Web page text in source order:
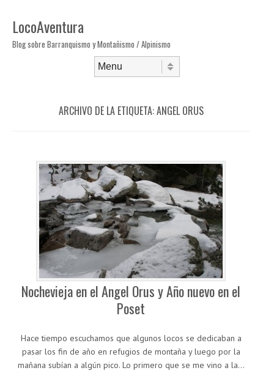
LocoAventura
Blog sobre Barranquismo y Montañismo / Alpinismo
ARCHIVO DE LA ETIQUETA:ANGEL ORUS
Nochevieja en el Angel Orus y Año nuevo en el
Poset
Hace tiempo escuchamos que algunos locos se dedicaban a
pasar los fin de año en refugios de montaña y luego por la
mañana subían a algún pico. Lo primero que se me vino a la…